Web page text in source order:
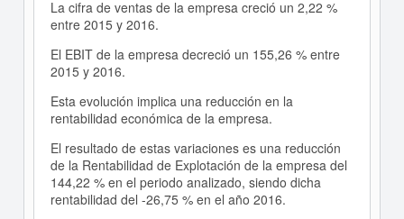
La cifra de ventas de la empresa creció un 2,22 %
entre 2015 y 2016.
El EBIT de la empresa decreció un 155,26 % entre
2015 y 2016.
Esta evolución implica una reducción en la
rentabilidad económica de la empresa.
El resultado de estas variaciones es una reducción
de la Rentabilidad de Explotación de la empresa del
144,22 % en el periodo analizado, siendo dicha
rentabilidad del -26,75 % en el año 2016.